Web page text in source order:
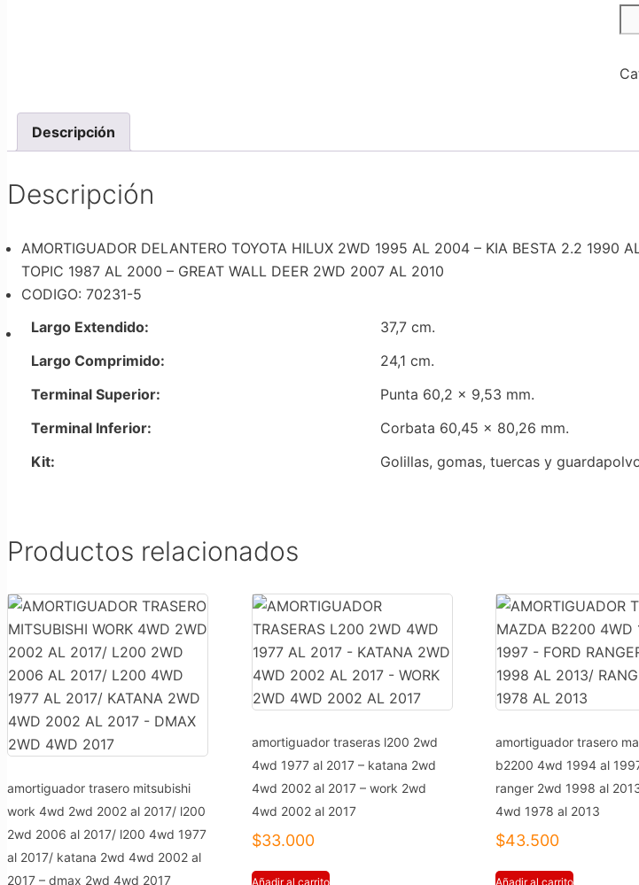
AL
Descripción
Descripción
AMORTIGUADOR DELANTERO TOYOTA HILUX 2WD 1995 AL 2004 – KIA BESTA 2.2
TOPIC 1987 AL 2000 – GREAT WALL DEER 2WD 2007 AL 2010
CODIGO: 70231-5
Largo Extendido:
37,7 cm.
Largo Comprimido:
24,1 cm.
Terminal Superior:
Punta 60,2 x 9,53 mm.
Terminal Inferior:
Corbata 60,45 x 80,26 mm.
Kit:
Golillas, gomas, tuercas y
Productos relacionados
amortiguador trasero mitsubishi
work 4wd 2wd 2002 al 2017/ l200
2wd 2006 al 2017/ l200 4wd 1977
al 2017/ katana 2wd 4wd 2002 al
2017 – dmax 2wd 4wd 2017
amortiguador traseras l200 2wd
4wd 1977 al 2017 – katana 2wd
4wd 2002 al 2017 – work 2wd
4wd 2002 al 2017
$33.000
Añadir al carrito
amortiguador trasero
b2200 4wd 1994 al
ranger 2wd 1998 al
4wd 1978 al 2013
$43.500
Añadir al carrito